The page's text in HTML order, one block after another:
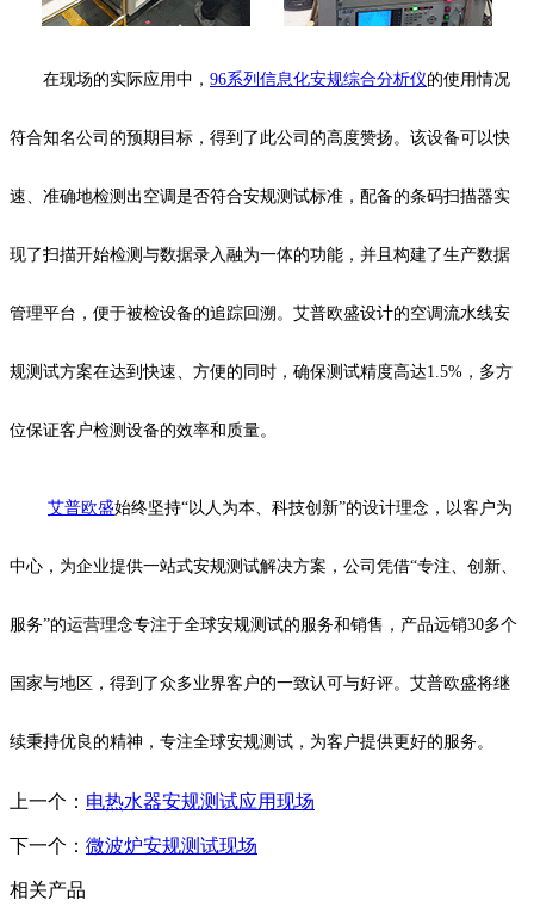
在现场的实际应用中， 96系列信息化安规综合分析仪的使用情况
符合知名公司的预期目标，得到了此公司的高度赞扬。该设备可以快
速、准确地检测出空调是否符合安规测试标准，配备的条码扫描器实
现了扫描开始检测与数据录入融为一体的功能，并且构建了生产数据
管理平台，便于被检设备的追踪回溯。艾普欧盛设计的空调流水线安
规测试方案在达到快速、方便的同时，确保测试精度高达1.5%，多方
位保证客户检测设备的效率和质量。
艾普欧盛始终坚持“以人为本、科技创新”的设计理念，以客户为
中心，为企业提供一站式安规测试解决方案，公司凭借“专注、创新、
服务”的运营理念专注于全球安规测试的服务和销售，产品远销30多个
国家与地区，得到了众多业界客户的一致认可与好评。艾普欧盛将继
续秉持优良的精神，专注全球安规测试，为客户提供更好的服务。
上一个： 电热水器安规测试应用现场
下一个： 微波炉安规测试现场
相关产品